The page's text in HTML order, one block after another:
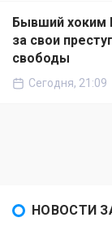
Бывший хоким
за свои
свободы
Сегодня, 21:09
НОВОСТИ